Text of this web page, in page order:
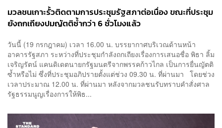
มวลชนเกาะรั้วติดตามการประชุมรัฐสภาต่อเนื่อง ขณะที่ประชุม
ยังถกเถียงปมญัตติซ้ำกว่า 6 ชั่วโมงแล้ว
วันนี้ (19 กรกฎาคม) เวลา 16.00 น. บรรยากาศบริเวณด้านหน้า
อาคารรัฐสภา ระหว่างที่ประชุมกำลังถกเถียงเรื่องการเสนอชื่อ พิธา ลิ้ม
เจริญรัตน์ แคนดิเดตนายกรัฐมนตรีจากพรรคก้าวไกล เป็นการยื่นญัตติ
ซ้ำหรือไม่ ซึ่งที่ประชุมอภิปรายตั้งแต่ช่วง 09.30 น. ที่ผ่านมา โดยช่วง
เวลาประมาณ 12.00 น. ที่ผ่านมา หลังจากมวลชนรับทราบคำสั่งศาล
รัฐธรรมนูญเรื่องการให้พิธ...